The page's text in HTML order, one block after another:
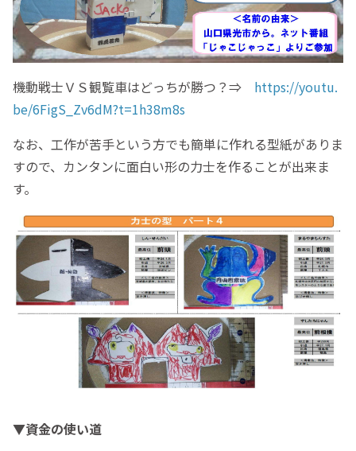
機動戦士ＶＳ観覧車はどっちが勝つ？⇒ https://youtu.
be/6FigS_Zv6dM?t=1h38m8s
なお、工作が苦手という方でも簡単に作れる型紙がありま
すので、カンタンに面白い形の力士を作ることが出来ま
す。
▼資金の使い道